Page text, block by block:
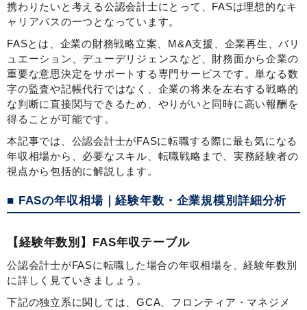
携わりたいと考える公認会計士にとって、FASは理想的なキ
ャリアパスの一つとなっています。
FASとは、企業の財務戦略立案、M&A支援、企業再生、バリ
ュエーション、デューデリジェンスなど、財務面から企業の
重要な意思決定をサポートする専門サービスです。単なる数
字の監査や記帳代行ではなく、企業の将来を左右する戦略的
な判断に直接関与できるため、やりがいと同時に高い報酬を
得ることが可能です。
本記事では、公認会計士がFASに転職する際に最も気になる
年収相場から、必要なスキル、転職戦略まで、実務経験者の
視点から包括的に解説します。
■ FASの年収相場｜経験年数・企業規模別詳細分析
【経験年数別】FAS年収テーブル
公認会計士がFASに転職した場合の年収相場を、経験年数別
に詳しく見ていきましょう。
下記の独立系に関しては、GCA、フロンティア・マネジメ